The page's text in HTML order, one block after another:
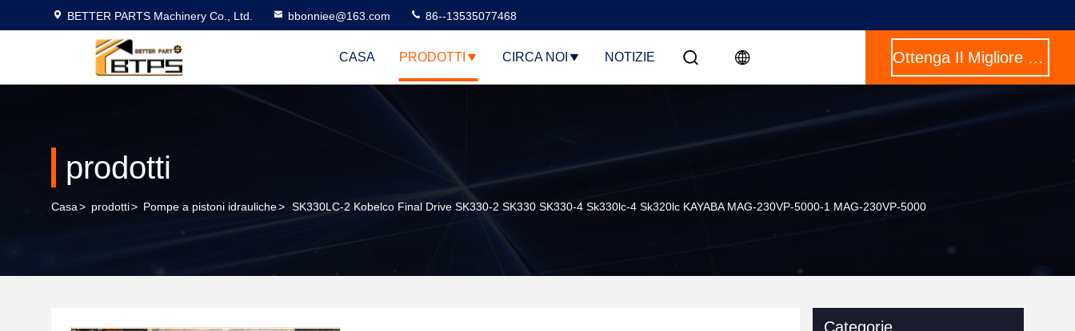
BETTER PARTS Machinery Co., Ltd. bbonniee@163.com 86--13535077468
CASA PRODOTTI CIRCA NOI NOTIZIE Ottenga Il Migliore Prezzo
prodotti
Casa> prodotti> Pompe a pistoni idrauliche> SK330LC-2 Kobelco Final Drive SK330-2 SK330 SK330-4 Sk330lc-4 Sk320lc KAYABA MAG-230VP-5000-1 MAG-230VP-5000
Categorie